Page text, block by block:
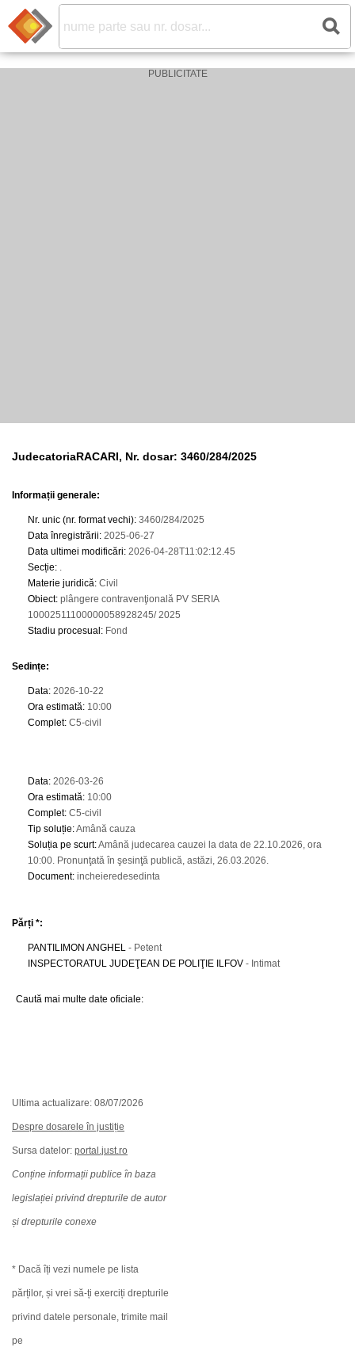
JudecatoriaRACARI, Nr. dosar: 3460/284/2025
Informații generale:
Nr. unic (nr. format vechi): 3460/284/2025
Data înregistrării: 2025-06-27
Data ultimei modificări: 2026-04-28T11:02:12.45
Secție: .
Materie juridică: Civil
Obiect: plângere contravenţională PV SERIA
10002511100000058928245/ 2025
Stadiu procesual : Fond
Sedințe:
Data: 2026-10-22
Ora estimată: 10:00
Complet: C5-civil
Data: 2026-03-26
Ora estimată: 10:00
Complet: C5-civil
Tip soluție:Amână cauza
Soluția pe scurt:Amână judecarea cauzei la data de 22.10.2026, ora
10:00. Pronunţată în şesinţă publică, astăzi, 26.03.2026.
Document: incheieredesedinta
Părți *:
PANTILIMON ANGHEL - Petent
INSPECTORATUL JUDEŢEAN DE POLIŢIE ILFOV - Intimat
Caută mai multe date oficiale:
Ultima actualizare: 08/07/2026
Despre dosarele în justiție
Sursa datelor: portal.just.ro
Conține informații publice în baza
legislației privind drepturile de autor
și drepturile conexe
* Dacă îți vezi numele pe lista
părților, și vrei să-ți exerciți drepturile
privind datele personale, trimite mail
pe